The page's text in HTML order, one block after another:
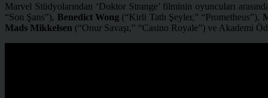
Marvel Stüdyolarından ‘Doktor Strange’ filminin oyuncuları
“Son Şans”), Benedict Wong (“Kirli Tatlı Şeyler,” “Prometheus”),
Mads Mikkelsen (“Onur Savaşı,” “Casino Royale”) ve Akademi